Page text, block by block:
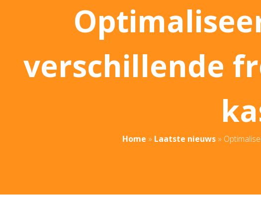
verschillende
Home » Laatste nieuws»